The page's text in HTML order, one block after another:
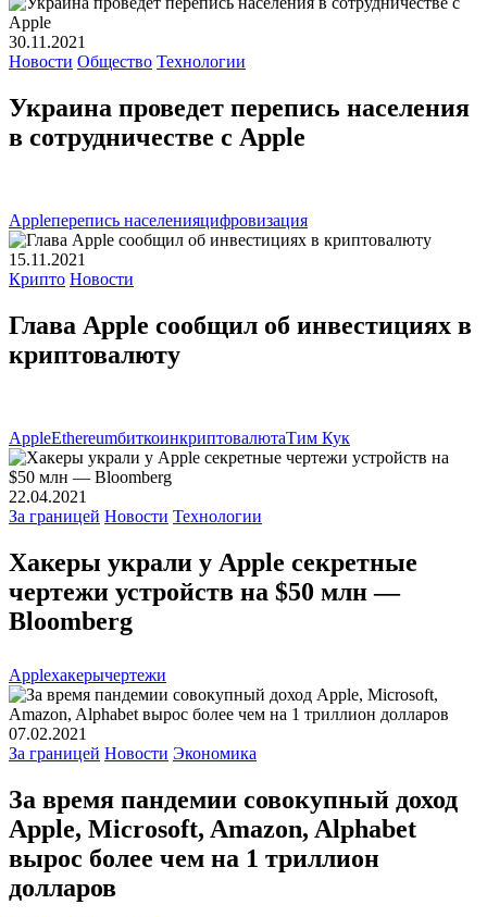
30.11.2021
Новости Общество Технологии
Украина проведет перепись населения
в сотрудничестве с Apple
Appleперепись населенияцифровизация
15.11.2021
Крипто Новости
Глава Apple сообщил об инвестициях в
криптовалюту
AppleEthereumбиткоинкриптовалютаТим Кук
22.04.2021
За границей Новости Технологии
Хакеры украли у Apple секретные
чертежи устройств на $50 млн —
Bloomberg
Appleхакерычертежи
07.02.2021
За границей Новости Экономика
За время пандемии совокупный доход
Apple, Microsoft, Amazon, Alphabet
вырос более чем на 1 триллион
долларов